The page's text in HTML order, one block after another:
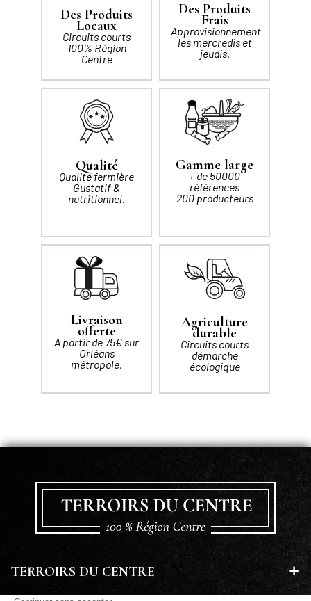
Des Produits
Locaux
Circuits courts
100% Région
Centre
Des Produits
Frais
Approvisionnement
les mercredis et
jeudis.
Qualité
Qualité fermière
Gustatif &
nutritionnel.
Gamme large
+ de 50000
références
200 producteurs
Livraison
offerte
A partir de 75€ sur
Orléans
métropole.
Agriculture
durable
Circuits courts
démarche
écologique
TERROIRS DU CENTRE